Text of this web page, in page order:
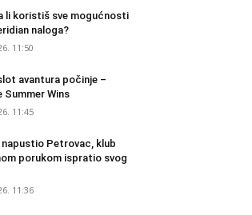
li koristiš sve mogućnosti
naloga?
11:50
avantura počinje –
Summer Wins
11:45
napustio Petrovac, klub
porukom ispratio svog
11:36